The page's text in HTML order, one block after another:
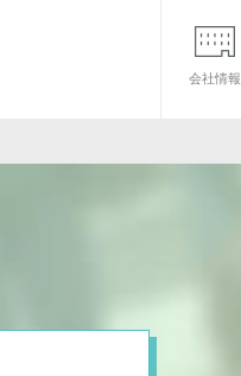
会社情報